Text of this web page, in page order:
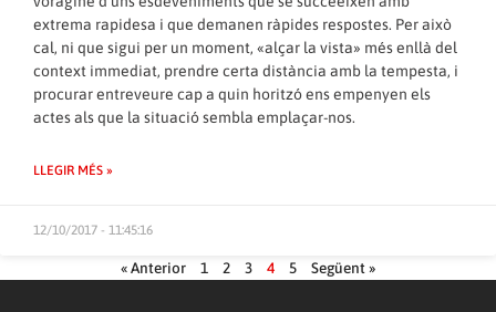
extrema rapidesa i que demanen ràpides respostes. Per això
cal, ni que sigui per un moment, «alçar la vista» més enllà del
context immediat, prendre certa distància amb la tempesta, i
procurar entreveure cap a quin horitzó ens empenyen els
actes als que la situació sembla emplaçar-nos.
LLEGIR MÉS »
12/10/2017 - 11:45:16
« Anterior 1 2 3 4 5 Següent »